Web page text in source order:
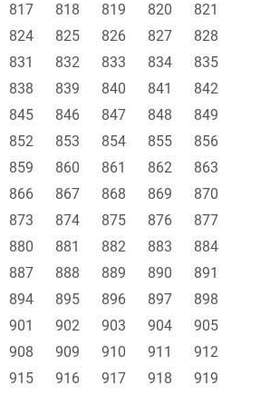
817 818 819 820
821
824 825 826 827
828
831 832 833 834
835
838 839 840 841
842
845 846 847 848
849
852 853 854 855
856
859 860 861 862
863
866 867 868 869
870
873 874 875 876
877
880 881 882 883
884
887 888 889 890
891
894 895 896 897
898
901 902 903 904
905
908 909 910 911
912
915 916 917 918
919